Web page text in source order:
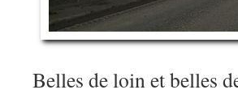
Belles de loin et belles